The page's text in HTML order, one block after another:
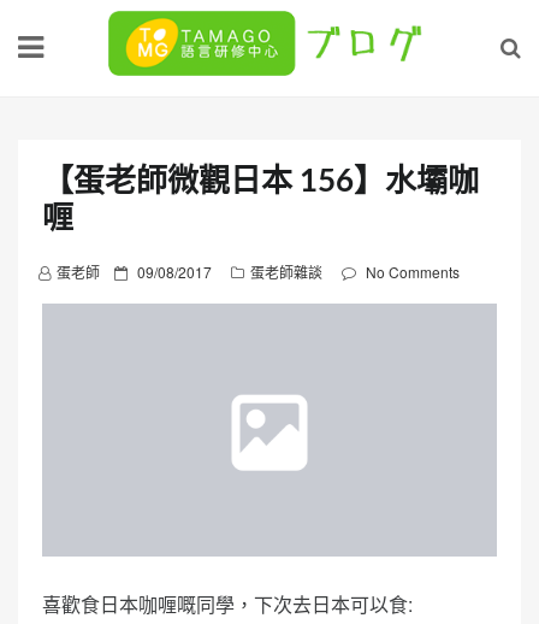
【蛋老師微觀日本 156】水壩咖
喱
蛋老師
P
o
09/08/2017 蛋老師雜談 No Comments
喜歡食日本咖喱嘅同學，下次去日本可以食: